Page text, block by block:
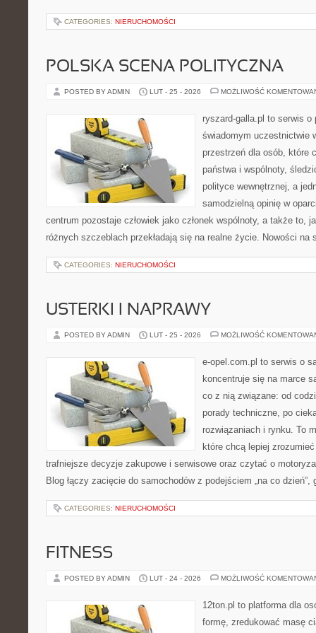
CATEGORIES: NIERUCHOMOŚCI
POLSKA SCENA POLITYCZNA
POSTED BY ADMIN LUT - 25 - 2026 MOŻLIWOŚĆ
ryszard-galla.pl to serwis
świadomym uczestnictwie
przestrzeń dla osób, które
państwa i wspólnoty,
polityce wewnętrznej, a
samodzielną opinię w
centrum pozostaje człowiek jako członek wspólnoty, a także to,
różnych szczeblach przekładają się na realne życie. Nowości
CATEGORIES: NIERUCHOMOŚCI
USTERKI I NAPRAWY
POSTED BY ADMIN LUT - 25 - 2026 MOŻLIWOŚĆ
e-opel.com.pl to serwis o
koncentruje się na marce
co z nią związane: od
porady techniczne, po
rozwiązaniach i rynku. To
które chcą lepiej
trafniejsze decyzje zakupowe i serwisowe oraz czytać o
Blog łączy zacięcie do samochodów z podejściem „na co
CATEGORIES: NIERUCHOMOŚCI
FITNESS
POSTED BY ADMIN LUT - 24 - 2026 MOŻLIWOŚĆ
12ton.pl to platforma dla
formę, zredukować masę